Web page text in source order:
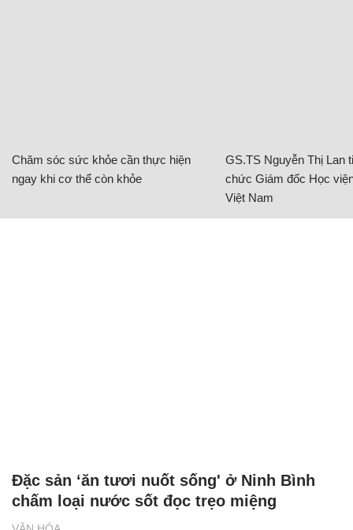
Chăm sóc sức khỏe cần thực hiện
ngay khi cơ thể còn khỏe
GS.TS Nguyễn Thị Lan
chức Giám đốc Học
Việt Nam
Đặc sản ‘ăn tươi nuốt sống' ở Ninh Bình
chấm loại nước sốt đọc trẹo miệng